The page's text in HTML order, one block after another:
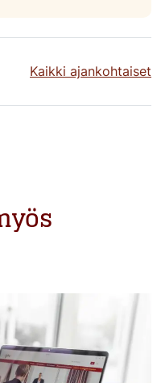
Kaikki ajankohtaiset